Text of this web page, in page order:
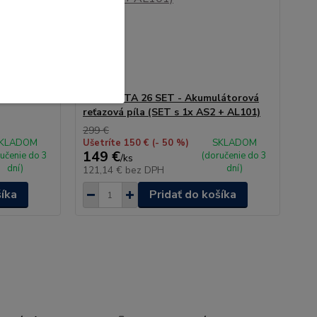
do 3
dní)
STIHL GTA 26 SET - Akumulátorová
reťazová píla (SET s 1x AS2 + AL101)
299 €
Ušetríte 150 € (- 50 %)
149 €/ks
121,14 € bez DPH
SKLADOM
(doručenie do 3
dní)
Pridať do košíka